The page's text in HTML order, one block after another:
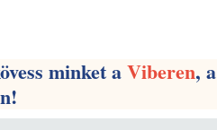
minket aViberen, a